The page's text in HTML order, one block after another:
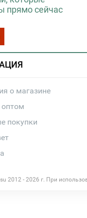
прямо сейчас
о магазине
оптом
покупки
2012 - 2026 г. При